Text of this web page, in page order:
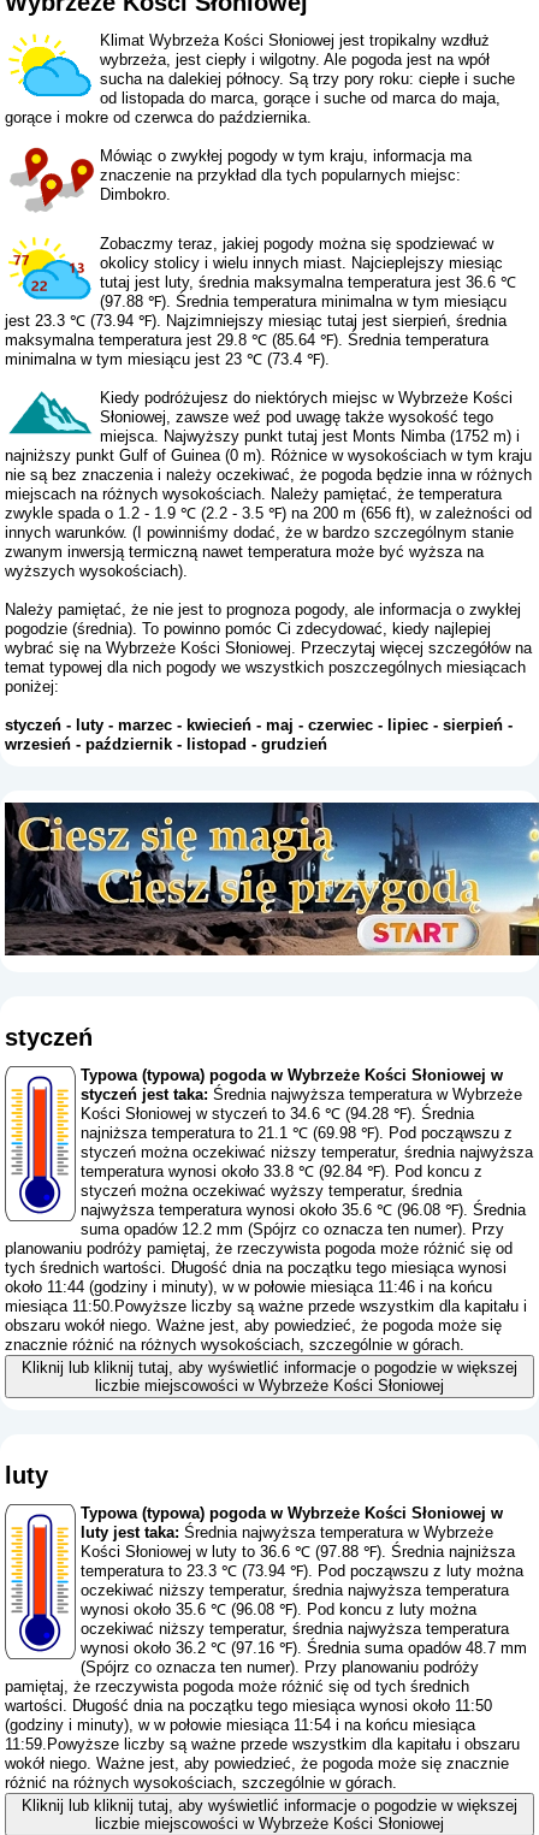
Klimat Wybrzeża Kości Słoniowej jest tropikalny wzdłuż
wybrzeża, jest ciepły i wilgotny. Ale pogoda jest na wpół
sucha na dalekiej północy. Są trzy pory roku: ciepłe i suche
od listopada do marca, gorące i suche od marca do maja,
gorące i mokre od czerwca do października.
Mówiąc o zwykłej pogody w tym kraju, informacja ma
znaczenie na przykład dla tych popularnych miejsc:
Dimbokro.
Zobaczmy teraz, jakiej pogody można się spodziewać w
okolicy stolicy i wielu innych miast. Najcieplejszy miesiąc
tutaj jest luty, średnia maksymalna temperatura jest 36.6 ℃
(97.88 ℉). Średnia temperatura minimalna w tym miesiącu
jest 23.3 ℃ (73.94 ℉). Najzimniejszy miesiąc tutaj jest sierpień, średnia
maksymalna temperatura jest 29.8 ℃ (85.64 ℉). Średnia temperatura
minimalna w tym miesiącu jest 23 ℃ (73.4 ℉).
Kiedy podróżujesz do niektórych miejsc w Wybrzeże Kości
Słoniowej, zawsze weź pod uwagę także wysokość tego
miejsca. Najwyższy punkt tutaj jest Monts Nimba (1752 m) i
najniższy punkt Gulf of Guinea (0 m). Różnice w wysokościach w tym kraju
nie są bez znaczenia i należy oczekiwać, że pogoda będzie inna w różnych
miejscach na różnych wysokościach. Należy pamiętać, że temperatura
zwykle spada o 1.2 - 1.9 ℃ (2.2 - 3.5 ℉) na 200 m (656 ft), w zależności od
innych warunków. (I powinniśmy dodać, że w bardzo szczególnym stanie
zwanym inwersją termiczną nawet temperatura może być wyższa na
wyższych wysokościach).
Należy pamiętać, że nie jest to prognoza pogody, ale informacja o zwykłej
pogodzie (średnia). To powinno pomóc Ci zdecydować, kiedy najlepiej
wybrać się na Wybrzeże Kości Słoniowej. Przeczytaj więcej szczegółów na
temat typowej dla nich pogody we wszystkich poszczególnych miesiącach
poniżej:
styczeń -luty -marzec -kwiecień -maj -czerwiec -lipiec -sierpień -
wrzesień -październik -listopad -grudzień
styczeń
Typowa (typowa) pogoda w Wybrzeże Kości Słoniowej w
styczeń jest taka: Średnia najwyższa temperatura w Wybrzeże
Kości Słoniowej w styczeń to 34.6 ℃ (94.28 ℉). Średnia
najniższa temperatura to 21.1 ℃ (69.98 ℉). Pod począwszu z
styczeń można oczekiwać niższy temperatur, średnia najwyższa
temperatura wynosi około 33.8 ℃ (92.84 ℉). Pod koncu z
styczeń można oczekiwać wyższy temperatur, średnia
najwyższa temperatura wynosi około 35.6 ℃ (96.08 ℉). Średnia
suma opadów 12.2 mm (Spójrz co oznacza ten numer). Przy
planowaniu podróży pamiętaj, że rzeczywista pogoda może różnić się od
tych średnich wartości. Długość dnia na początku tego miesiąca wynosi
około 11:44 (godziny i minuty), w w połowie miesiąca 11:46 i na końcu
miesiąca 11:50.Powyższe liczby są ważne przede wszystkim dla kapitału i
obszaru wokół niego. Ważne jest, aby powiedzieć, że pogoda może się
znacznie różnić na różnych wysokościach, szczególnie w górach.
Kliknij lub kliknij tutaj, aby wyświetlić informacje o pogodzie w większej
liczbie miejscowości w Wybrzeże Kości Słoniowej
luty
Typowa (typowa) pogoda w Wybrzeże Kości Słoniowej w
luty jest taka: Średnia najwyższa temperatura w Wybrzeże
Kości Słoniowej w luty to 36.6 ℃ (97.88 ℉). Średnia najniższa
temperatura to 23.3 ℃ (73.94 ℉). Pod począwszu z luty można
oczekiwać niższy temperatur, średnia najwyższa temperatura
wynosi około 35.6 ℃ (96.08 ℉). Pod koncu z luty można
oczekiwać niższy temperatur, średnia najwyższa temperatura
wynosi około 36.2 ℃ (97.16 ℉). Średnia suma opadów 48.7 mm
(Spójrz co oznacza ten numer). Przy planowaniu podróży
pamiętaj, że rzeczywista pogoda może różnić się od tych średnich
wartości. Długość dnia na początku tego miesiąca wynosi około 11:50
(godziny i minuty), w w połowie miesiąca 11:54 i na końcu miesiąca
11:59.Powyższe liczby są ważne przede wszystkim dla kapitału i obszaru
wokół niego. Ważne jest, aby powiedzieć, że pogoda może się znacznie
różnić na różnych wysokościach, szczególnie w górach.
Kliknij lub kliknij tutaj, aby wyświetlić informacje o pogodzie w większej
liczbie miejscowości w Wybrzeże Kości Słoniowej